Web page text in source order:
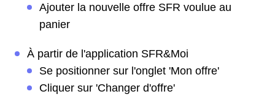
Ajouter la nouvelle offre SFR voulue au
panier
À partir de l'application SFR&Moi
Se positionner sur l'onglet 'Mon offre'
Cliquer sur 'Changer d'offre'